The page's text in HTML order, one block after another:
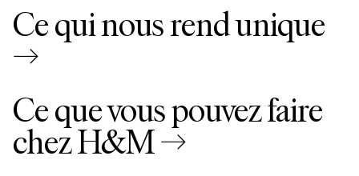
Ce qui nous rend unique
→
Ce que vous pouvez faire
chez H&M →